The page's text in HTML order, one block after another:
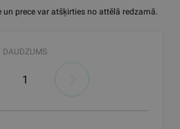
prece var atšķirties no attēlā redzamā.
DAUDZUMS